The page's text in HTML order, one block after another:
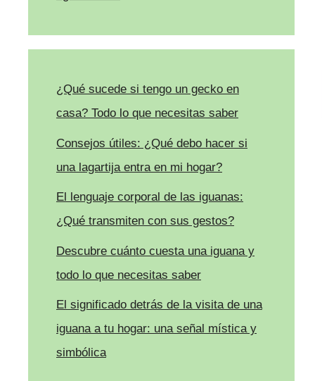
¿Qué sucede si tengo un gecko en
casa? Todo lo que necesitas saber
Consejos útiles: ¿Qué debo hacer si
una lagartija entra en mi hogar?
El lenguaje corporal de las iguanas:
¿Qué transmiten con sus gestos?
Descubre cuánto cuesta una iguana y
todo lo que necesitas saber
El significado detrás de la visita de una
iguana a tu hogar: una señal mística y
simbólica